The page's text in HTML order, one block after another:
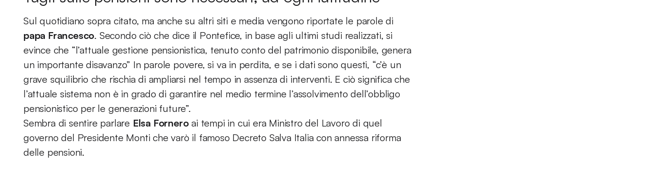
Sul quotidiano sopra citato, ma anche su altri siti e media vengono riportate le parole di
papa Francesco. Secondo ciò che dice il Pontefice, in base agli ultimi studi realizzati, si
evince che “l’attuale gestione pensionistica, tenuto conto del patrimonio disponibile, genera
un importante disavanzo” In parole povere, si va in perdita, e se i dati sono questi, “c’è un
grave squilibrio che rischia di ampliarsi nel tempo in assenza di interventi. E ciò significa che
l’attuale sistema non è in grado di garantire nel medio termine l’assolvimento dell’obbligo
pensionistico per le generazioni future”.
Sembra di sentire parlare Elsa Forneroai tempi in cui era Ministro del Lavoro di quel
governo del Presidente Monti che varò il famoso Decreto Salva Italia con annessa riforma
delle pensioni.